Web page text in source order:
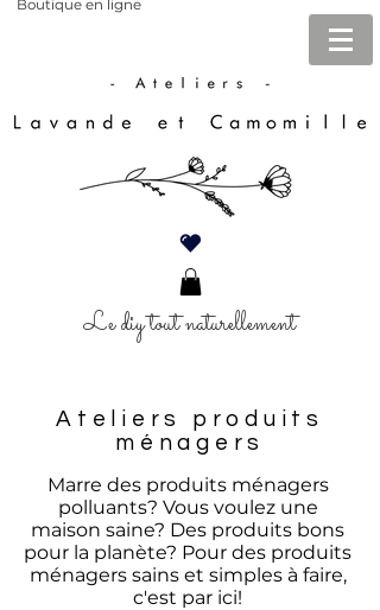
Boutique en ligne
Le diy tout naturellement
Ateliers produits
ménagers
Marre des produits ménagers
polluants? Vous voulez une
maison saine? Des produits bons
pour la planète? Pour des produits
ménagers sains et simples à faire,
c'est par ici!